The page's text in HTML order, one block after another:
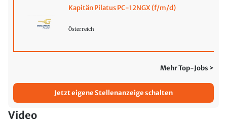
Kapitän Pilatus PC-12NGX (f/m/d)
Österreich
Mehr Top-Jobs >
Jetzt eigene Stellenanzeige schalten
Video